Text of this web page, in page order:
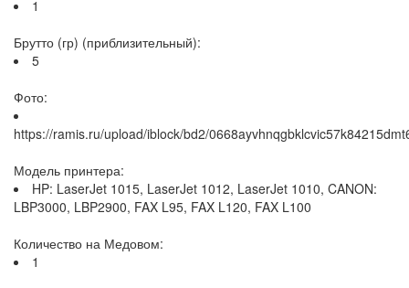
1
Брутто (гр) (приблизительный):
5
Фото:
https://ramis.ru/upload/iblock/bd2/
Модель принтера:
HP: LaserJet 1015, LaserJet 1012, LaserJet 1010, CANON:
LBP3000, LBP2900, FAX L95, FAX L120, FAX L100
Количество на Медовом:
1